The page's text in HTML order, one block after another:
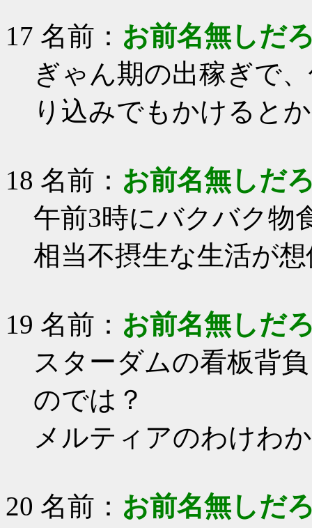
17 名前： お前名無しだ
ぎゃん期の出稼ぎで
り込みでもかけると
18 名前： お前名無しだ
午前3時にバクバク物
相当不摂生な生活が
19 名前： お前名無しだ
スターダムの看板背
のでは？
メルティアのわけわ
20 名前： お前名無しだ